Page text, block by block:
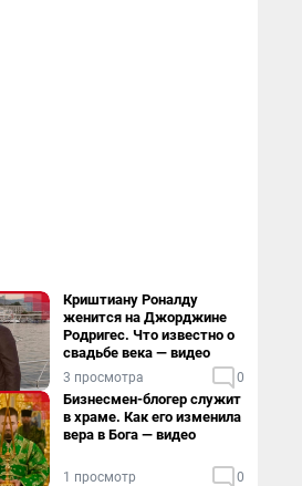
Криштиану Роналду
женится на Джорджине
Родригес. Что известно о
свадьбе века — видео
3 просмотра 0
Бизнесмен-блогер служит
в храме. Как его изменила
вера в Бога — видео
1 просмотр 0